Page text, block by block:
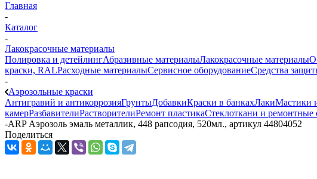
Главная
-
Каталог
-
Лакокрасочные материалы
Полировка и детейлингАбразивные материалыЛакокрасочные материалы
краски, RALРасходные материалыСервисное оборудованиеСредства
-
Аэрозольные краски
Антигравий и антикоррозияГрунтыДобавкиКраски в банкахЛакиМастики
камерРазбавителиРастворителиРемонт пластикаСтеклоткани и ремонтные
-ARP Аэрозоль эмаль металлик, 448 рапсодия, 520мл., артикул 44804052
Поделиться